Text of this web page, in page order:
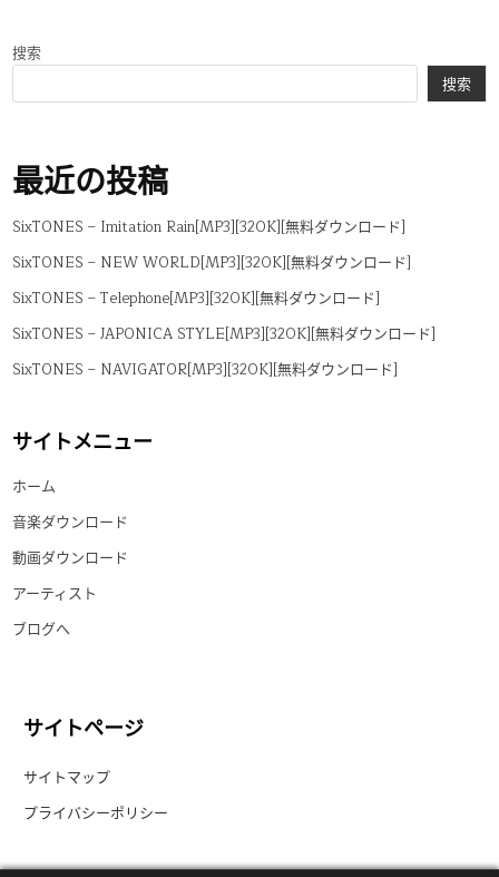
搜索
搜索
最近の投稿
SixTONES – Imitation Rain[MP3][320K][無料ダウンロード]
SixTONES – NEW WORLD[MP3][320K][無料ダウンロード]
SixTONES – Telephone[MP3][320K][無料ダウンロード]
SixTONES – JAPONICA STYLE[MP3][320K][無料ダウンロード]
SixTONES – NAVIGATOR[MP3][320K][無料ダウンロード]
サイトメニュー
ホーム
音楽ダウンロード
動画ダウンロード
アーティスト
ブログへ
サイトページ
サイトマップ
プライバシーポリシー